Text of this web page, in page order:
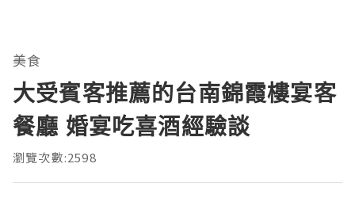
美食
大受賓客推薦的台南錦霞樓宴客
餐廳 婚宴吃喜酒經驗談
瀏覽次數:2598